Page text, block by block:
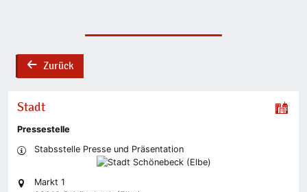
backZurück
Stadt
Pressestelle
Stabsstelle Presse und Präsentation
Markt 1